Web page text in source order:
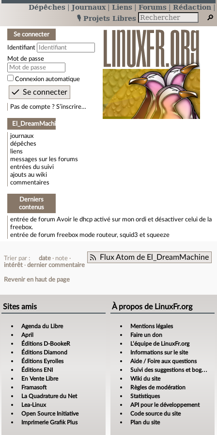
Dépêches Journaux Liens Forums
Rédaction
🎙️ Projets Libres
Se connecter
Identifiant
Mot de passe
Connexion automatique
Pas de compte ? S’inscrire…
El_DreamMachine
journaux
dépêches
liens
messages sur les forums
entrées du suivi
ajouts au wiki
commentaires
Derniers
contenus
entrée de forum Avoir le dhcp activé sur mon ordi et désactiver celui de la
freebox.
entrée de forum freebox mode routeur, squid3 et squeeze
Flux Atom de El_DreamMachine
Trier par : date
note
intérêt
dernier commentaire
Revenir en haut de page
Sites amis
Agenda du Libre
April
Éditions D-BookeR
Éditions Diamond
Éditions Eyrolles
Éditions ENI
En Vente Libre
Framasoft
La Quadrature du Net
Lea-Linux
Open Source Initiative
Imprimerie Grafik Plus
À propos de LinuxFr.org
Mentions légales
Faire un don
L’équipe de LinuxFr.org
Informations sur le site
Aide / Foire aux questions
Suivi des suggestions et bogues
Wiki du site
Règles de modération
Statistiques
API pour le développement
Code source du site
Plan du site